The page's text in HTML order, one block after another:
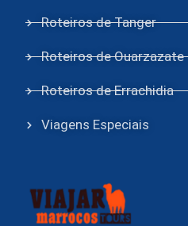
Roteiros de Tanger
Roteiros de Ouarzazate
Roteiros de Errachidia
Viagens Especiais